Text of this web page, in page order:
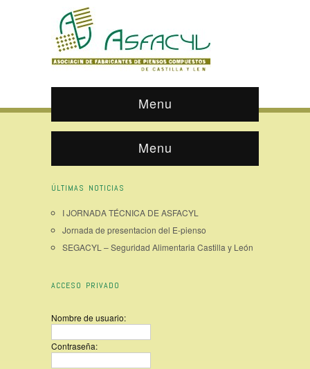
Menu
Menu
ÚLTIMAS NOTICIAS
I JORNADA TÉCNICA DE ASFACYL
Jornada de presentacion del E-pienso
SEGACYL – Seguridad Alimentaria Castilla y León
ACCESO PRIVADO
Nombre de usuario:
Contraseña: